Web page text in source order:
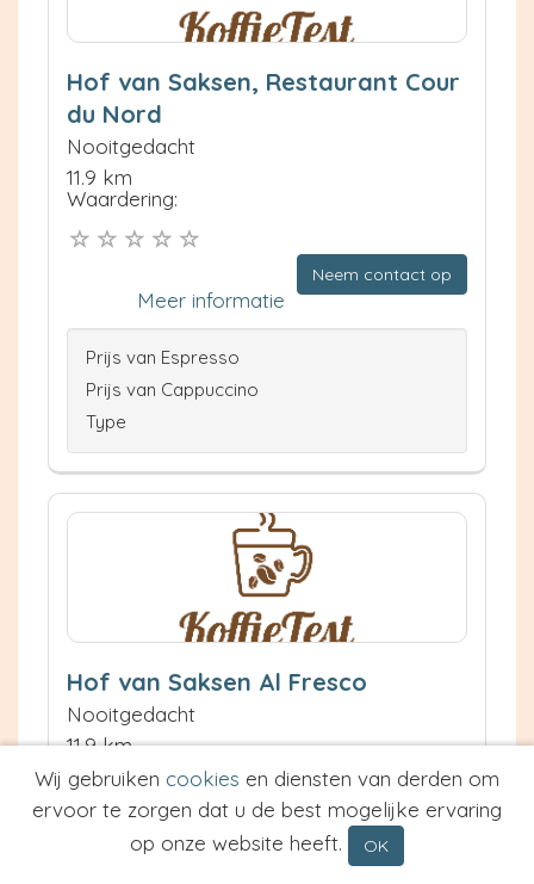
Hof van Saksen, Restaurant Cour
du Nord
Nooitgedacht
11.9 km
Waardering:
Neem contact op
Meer informatie
Prijs van Espresso
Prijs van Cappuccino
Type
Hof van Saksen Al Fresco
Nooitgedacht
11.9 km
Waardering:
Neem contact op
Wij gebruiken cookies en diensten van derden om
ervoor te zorgen dat u de best mogelijke ervaring
op onze website heeft.
OK